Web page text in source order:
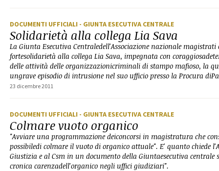
DOCUMENTI UFFICIALI - GIUNTA ESECUTIVA CENTRALE
Solidarietà alla collega Lia Sava
La Giunta Esecutiva Centraledell'Associazione nazionale magistrati
fortesolidarietà alla collega Lia Sava, impegnata con
delle attività delle organizzazionicriminali di stampo mafioso, la
ungrave episodio di intrusione nel suo ufficio presso la Procura
23 dicembre 2011
DOCUMENTI UFFICIALI - GIUNTA ESECUTIVA CENTRALE
Colmare vuoto organico
"Avviare una programmazione deiconcorsi in magistratura che
possibiledi colmare il vuoto di organico attuale". E' quanto chiede
Giustizia e al Csm in un documento della Giuntaesecutiva centrale
cronica carenzadell'organico negli uffici giudiziari".